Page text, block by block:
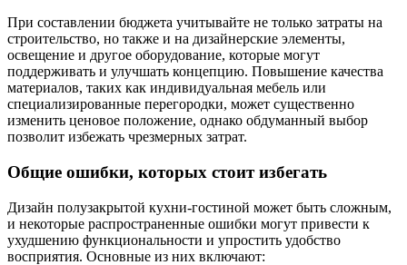
При составлении бюджета учитывайте не только затраты на
строительство, но также и на дизайнерские элементы,
освещение и другое оборудование, которые могут
поддерживать и улучшать концепцию. Повышение качества
материалов, таких как индивидуальная мебель или
специализированные перегородки, может существенно
изменить ценовое положение, однако обдуманный выбор
позволит избежать чрезмерных затрат.
Общие ошибки, которых стоит избегать
Дизайн полузакрытой кухни-гостиной может быть сложным,
и некоторые распространенные ошибки могут привести к
ухудшению функциональности и упростить удобство
восприятия. Основные из них включают: